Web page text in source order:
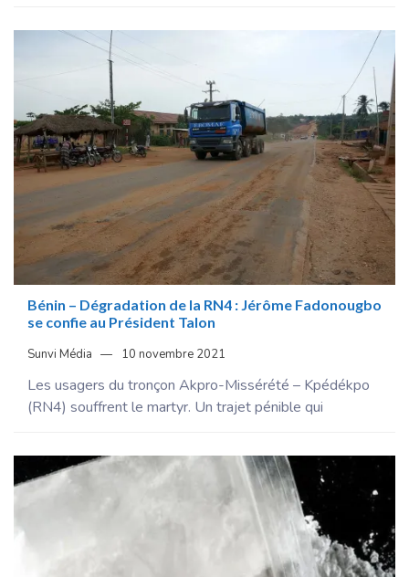
Bénin – Dégradation de la RN4 : Jérôme Fadonougbo
se confie au Président Talon
Sunvi Média 10 novembre 2021
Les usagers du tronçon Akpro-Missérété – Kpédékpo
(RN4) souffrent le martyr. Un trajet pénible qui